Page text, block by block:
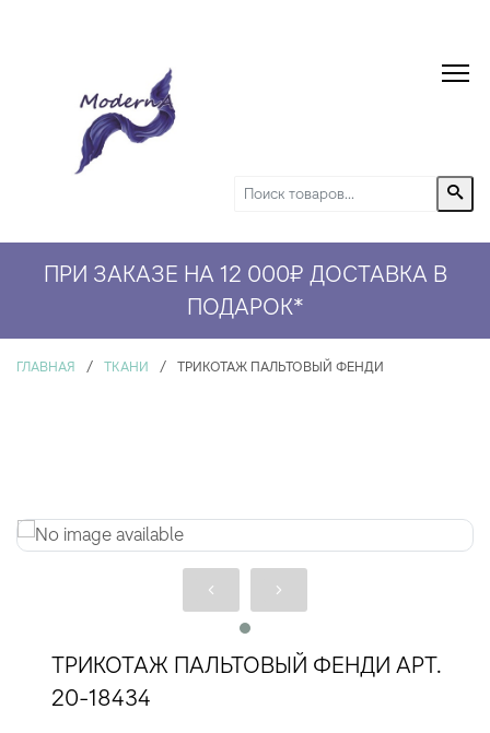
ПРИ ЗАКАЗЕ НА 12 000₽ ДОСТАВКА В
ПОДАРОК*
ГЛАВНАЯ / ТКАНИ / ТРИКОТАЖ ПАЛЬТОВЫЙ ФЕНДИ
ТРИКОТАЖ ПАЛЬТОВЫЙ ФЕНДИ АРТ.
20-18434